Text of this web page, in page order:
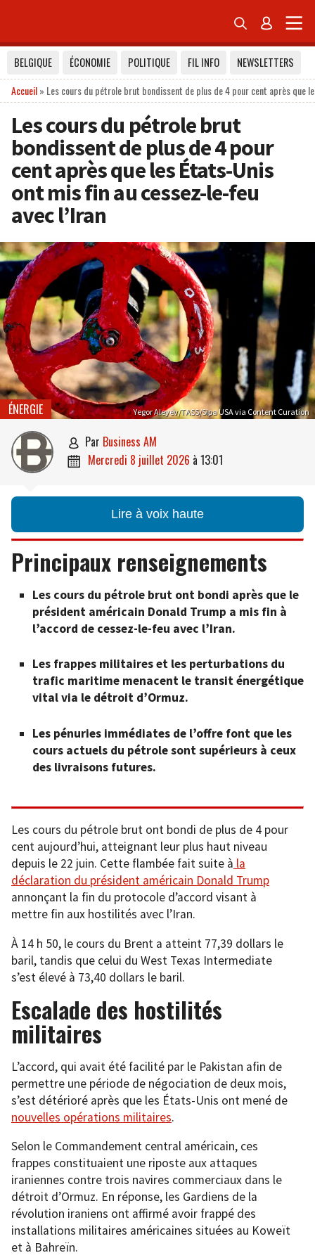
 
BELGIQUE ÉCONOMIE POLITIQUE FIL INFO
NEWSLETTERS
Accueil» Les cours du pétrole brut bondissent de plus de 4 pour cent après que
Les cours du pétrole brut
bondissent de plus de 4 pour
cent après que les États-Unis
ont mis fin au cessez-le-feu
avec l’Iran
Yegor Aleyev/TASS/Sipa USA via Content Curation
ÉNERGIE
 par Business AM
 mercredi 8 juillet 2026 à 13:01
Lire à voix haute
Principaux renseignements
Les cours du pétrole brut ont bondi après que le
président américain Donald Trump a mis fin à
l’accord de cessez-le-feu avec l’Iran.
Les frappes militaires et les perturbations du
trafic maritime menacent le transit énergétique
vital via le détroit d’Ormuz.
Les pénuries immédiates de l’offre font que les
cours actuels du pétrole sont supérieurs à ceux
des livraisons futures.
Les cours du pétrole brut ont bondi de plus de 4 pour
cent aujourd’hui, atteignant leur plus haut niveau
depuis le 22 juin. Cette flambée fait suite à la
déclaration du président américain Donald Trump
annonçant la fin du protocole d’accord visant à
mettre fin aux hostilités avec l’Iran.
À 14 h 50, le cours du Brent a atteint 77,39 dollars le
baril, tandis que celui du West Texas Intermediate
s’est élevé à 73,40 dollars le baril.
Escalade des hostilités
militaires
L’accord, qui avait été facilité par le Pakistan afin de
permettre une période de négociation de deux mois,
s’est détérioré après que les États-Unis ont mené de
nouvelles opérations militaires.
Selon le Commandement central américain, ces
frappes constituaient une riposte aux attaques
iraniennes contre trois navires commerciaux dans le
détroit d’Ormuz. En réponse, les Gardiens de la
révolution iraniens ont affirmé avoir frappé des
installations militaires américaines situées au Koweït
et à Bahreïn.